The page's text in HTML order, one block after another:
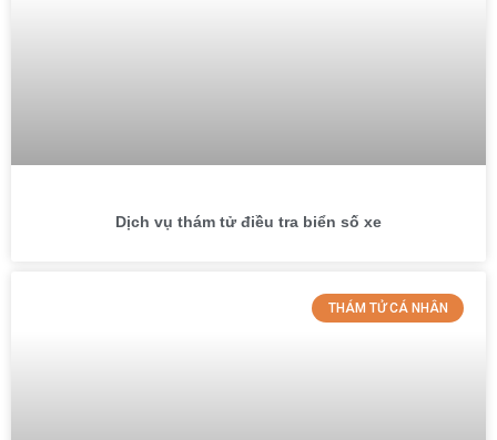
Dịch vụ thám tử điều tra biển số xe
THÁM TỬ CÁ NHÂN